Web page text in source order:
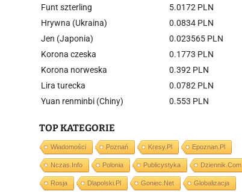
Funt szterling
5.0172 PLN
Hrywna (Ukraina)
0.0834 PLN
Jen (Japonia)
0.023565 PLN
Korona czeska
0.1773 PLN
Korona norweska
0.392 PLN
Lira turecka
0.0782 PLN
Yuan renminbi (Chiny)
0.553 PLN
TOP KATEGORIE
Wiadomości Poznań Kresy.pl Epoznan.pl
Nczas.info Polonia Publicystyka Dziennik.com
Rosja Dlapolski.pl Goniec.net Globalizacja